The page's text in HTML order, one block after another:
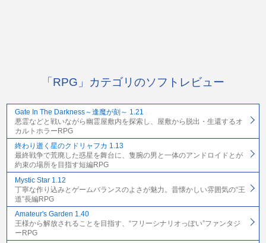
「RPG」カテゴリのソフトレビュー
Gate In The Darkness～逢魔が刻～ 1.21
悪霊などと戦いながら幽霊屋敷内を探索し、屋敷から脱出・生還するオ
カルトホラーRPG
終わり逝く星のクドリャフカ 1.13
最終戦争で荒廃した惑星を舞台に、隻腕の男と一体のアンドロイドとが
約束の場所を目指す短編RPG
Mystic Star 1.12
丁寧な作り込みとゲームバランスのよさが魅力。昔懐かしい雰囲気の“王
道”長編RPG
Amateur's Garden 1.40
王様から解放されることを目指す、“フリーシナリオっぽい”ファンタジ
ーRPG